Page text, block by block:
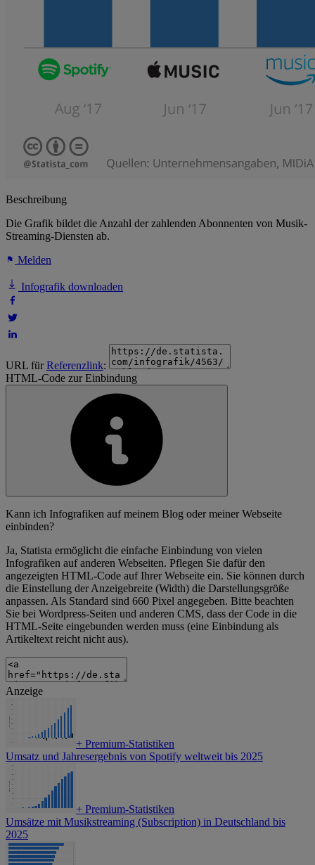
Beschreibung
Die Grafik bildet die Anzahl der zahlenden Abonnenten von Musik-
Streaming-Diensten ab.
Melden
Infografik downloaden
URL fürReferenzlink:
HTML-Code zur Einbindung
Kann ich Infografiken auf meinem Blog oder meiner Webseite
einbinden?
Ja, Statista ermöglicht die einfache Einbindung von vielen
Infografiken auf anderen Webseiten. Pflegen Sie dafür den
angezeigten HTML-Code auf Ihrer Webseite ein. Sie können durch
die Einstellung der Anzeigebreite (Width) die Darstellungsgröße
anpassen. Als Standard sind 660 Pixel angegeben. Bitte beachten
Sie bei Wordpress-Seiten und anderen CMS, dass der Code in die
HTML-Seite eingebunden werden muss (eine Einbindung als
Artikeltext reicht nicht aus).
Anzeige
+ Premium-Statistiken
Umsatz und Jahresergebnis von Spotify weltweit bis 2025
+ Premium-Statistiken
Umsätze mit Musikstreaming (Subscription) in Deutschland bis
2025